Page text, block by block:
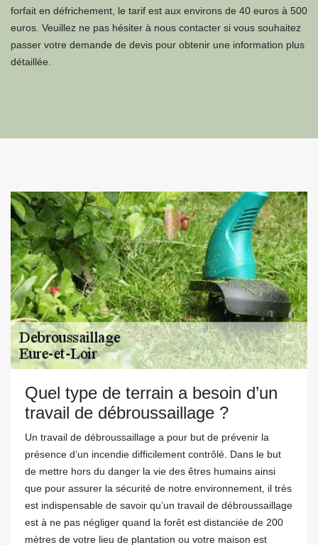
forfait en défrichement, le tarif est aux environs de 40 euros à 500
euros. Veuillez ne pas hésiter à nous contacter si vous souhaitez
passer votre demande de devis pour obtenir une information plus
détaillée.
Quel type de terrain a besoin d’un
travail de débroussaillage ?
Un travail de débroussaillage a pour but de prévenir la
présence d’un incendie difficilement contrôlé. Dans le but
de mettre hors du danger la vie des êtres humains ainsi
que pour assurer la sécurité de notre environnement, il très
est indispensable de savoir qu’un travail de débroussaillage
est à ne pas négliger quand la forêt est distanciée de 200
mètres de votre lieu de plantation ou votre maison est